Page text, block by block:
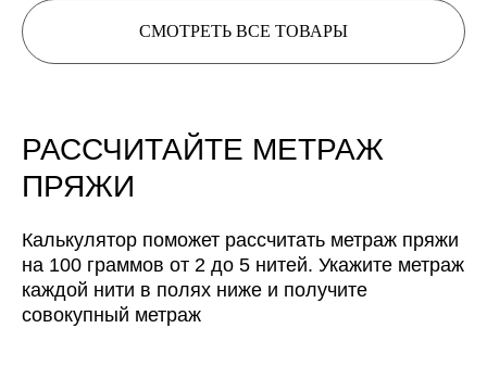
СМОТРЕТЬ ВСЕ ТОВАРЫ
РАССЧИТАЙТЕ МЕТРАЖ
ПРЯЖИ
Калькулятор поможет рассчитать метраж пряжи
на 100 граммов от 2 до 5 нитей. Укажите метраж
каждой нити в полях ниже и получите
совокупный метраж